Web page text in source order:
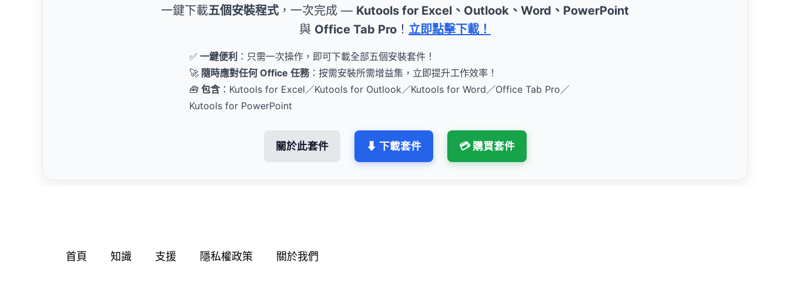
一鍵下載五個安裝程式 ，一次完成 — Kutools for Excel、Outlook、Word、PowerPoint
與 Office Tab Pro ！ 立即點擊下載！
✅ 一鍵便利 ：只需一次操作，即可下載全部五個安裝套件！
🚀 隨時應對任何 Office 任務：按需安裝所需增益集，立即提升工作效率！
🧰 包含：Kutools for Excel／Kutools for Outlook／Kutools for Word／Office Tab Pro／
Kutools for PowerPoint
關於此套件 ⬇ 下載套件 💳 購買套件
首頁 知識 支援 隱私權政策 關於我們